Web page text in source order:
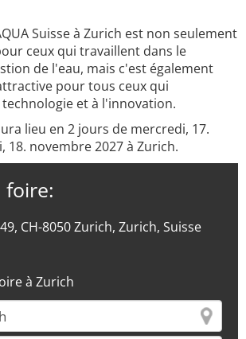
Suisse à Zurich est non seulement
ceux qui travaillent dans le
de l'eau, mais c'est également
pour tous ceux qui
et à l'innovation.
lieu en 2 jours de mercredi, 17.
18. novembre 2027 à Zurich.
foire:
CH-8050 Zurich, Zurich, Suisse
à Zurich